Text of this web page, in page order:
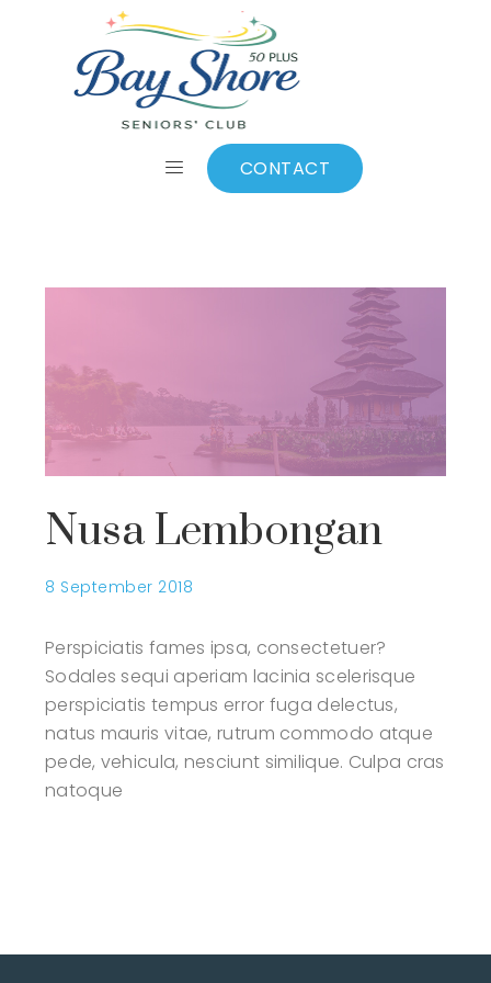
CONTACT
BALI
Nusa Lembongan
8 September 2018
Perspiciatis fames ipsa, consectetuer?
Sodales sequi aperiam lacinia scelerisque
perspiciatis tempus error fuga delectus,
natus mauris vitae, rutrum commodo atque
pede, vehicula, nesciunt similique. Culpa cras
natoque